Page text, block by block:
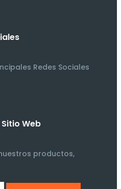
Redes Sociales
Web
productos,